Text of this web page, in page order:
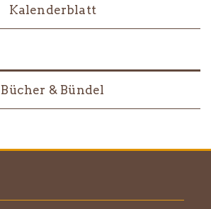
Kalenderblatt
Bücher & Bündel